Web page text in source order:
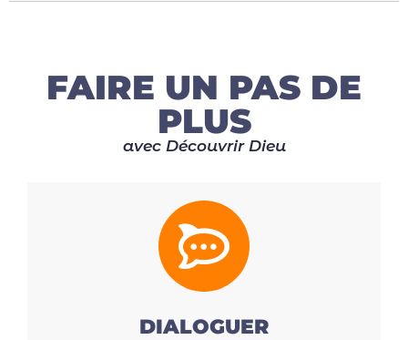
FAIRE UN PAS DE
PLUS
avec Découvrir Dieu
DIALOGUER